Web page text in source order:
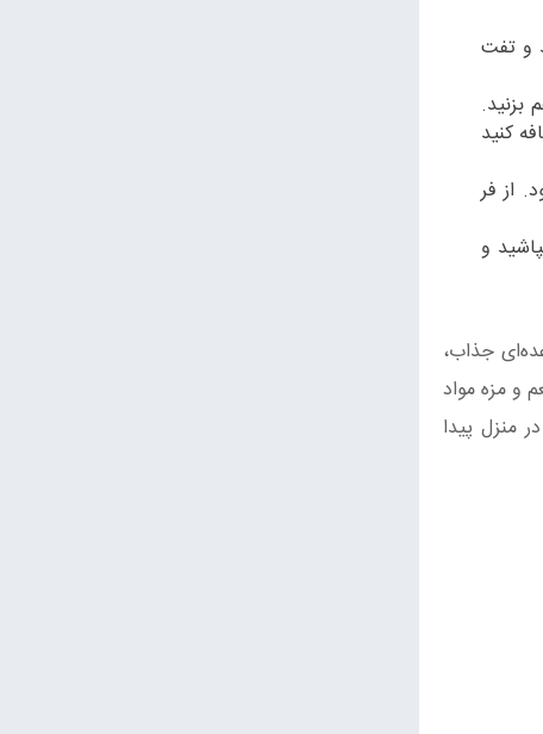
و تفت
بزنید.
کنید
تا برشته شود. از فر
و
جذاب،
و مزه مواد
منزل پیدا